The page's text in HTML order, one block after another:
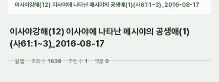
이사야강해(12) 이사야에 나타난 메시야의 공생애(1)(사61:1~3)_2016-08-17
이사야강해(12) 이사야에 나타난 메시야의 공생애(1)
(사61:1~3)_2016-08-17
갈렙 조회 수1639 추천 수1 댓글0